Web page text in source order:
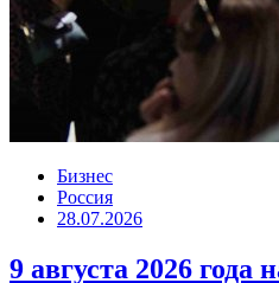
Бизнес
Россия
28.07.2026
9 августа 2026 года